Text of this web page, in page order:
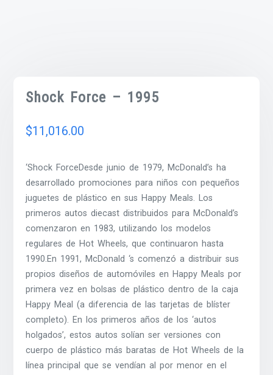
Shock Force – 1995
$11,016.00
‘Shock ForceDesde junio de 1979, McDonald’s ha
desarrollado promociones para niños con pequeños
juguetes de plástico en sus Happy Meals. Los
primeros autos diecast distribuidos para McDonald’s
comenzaron en 1983, utilizando los modelos
regulares de Hot Wheels, que continuaron hasta
1990.En 1991, McDonald ‘s comenzó a distribuir sus
propios diseños de automóviles en Happy Meals por
primera vez en bolsas de plástico dentro de la caja
Happy Meal (a diferencia de las tarjetas de blíster
completo). En los primeros años de los ‘autos
holgados’, estos autos solían ser versiones con
cuerpo de plástico más baratas de Hot Wheels de la
línea principal que se vendían al por menor en el